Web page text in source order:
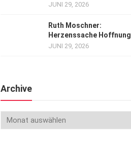
JUNI 29, 2026
Ruth Moschner:
Herzenssache Hoffnung
JUNI 29, 2026
Archive